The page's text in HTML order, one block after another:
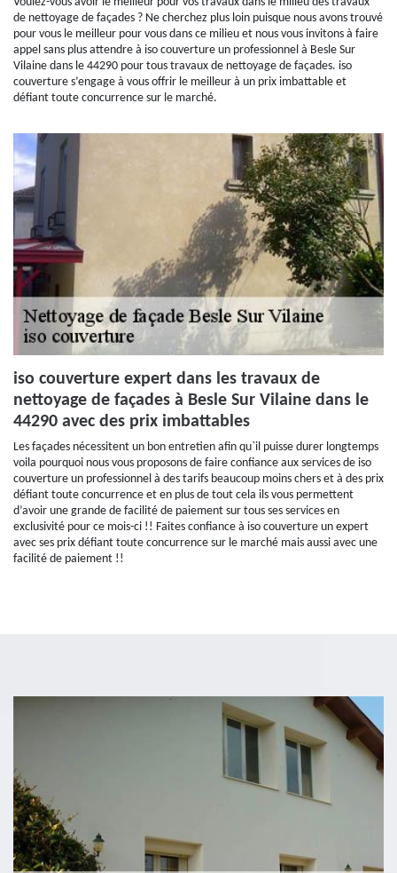
de nettoyage de façades ? Ne cherchez plus loin puisque nous avons trouvé
pour vous le meilleur pour vous dans ce milieu et nous vous invitons à faire
appel sans plus attendre à iso couverture un professionnel à Besle Sur
Vilaine dans le 44290 pour tous travaux de nettoyage de façades. iso
couverture s’engage à vous offrir le meilleur à un prix imbattable et
défiant toute concurrence sur le marché.
iso couverture expert dans les travaux de
nettoyage de façades à Besle Sur Vilaine dans le
44290 avec des prix imbattables
Les façades nécessitent un bon entretien afin qu`il puisse durer longtemps
voila pourquoi nous vous proposons de faire confiance aux services de iso
couverture un professionnel à des tarifs beaucoup moins chers et à des prix
défiant toute concurrence et en plus de tout cela ils vous permettent
d’avoir une grande de facilité de paiement sur tous ses services en
exclusivité pour ce mois-ci !! Faites confiance à iso couverture un expert
avec ses prix défiant toute concurrence sur le marché mais aussi avec une
facilité de paiement !!